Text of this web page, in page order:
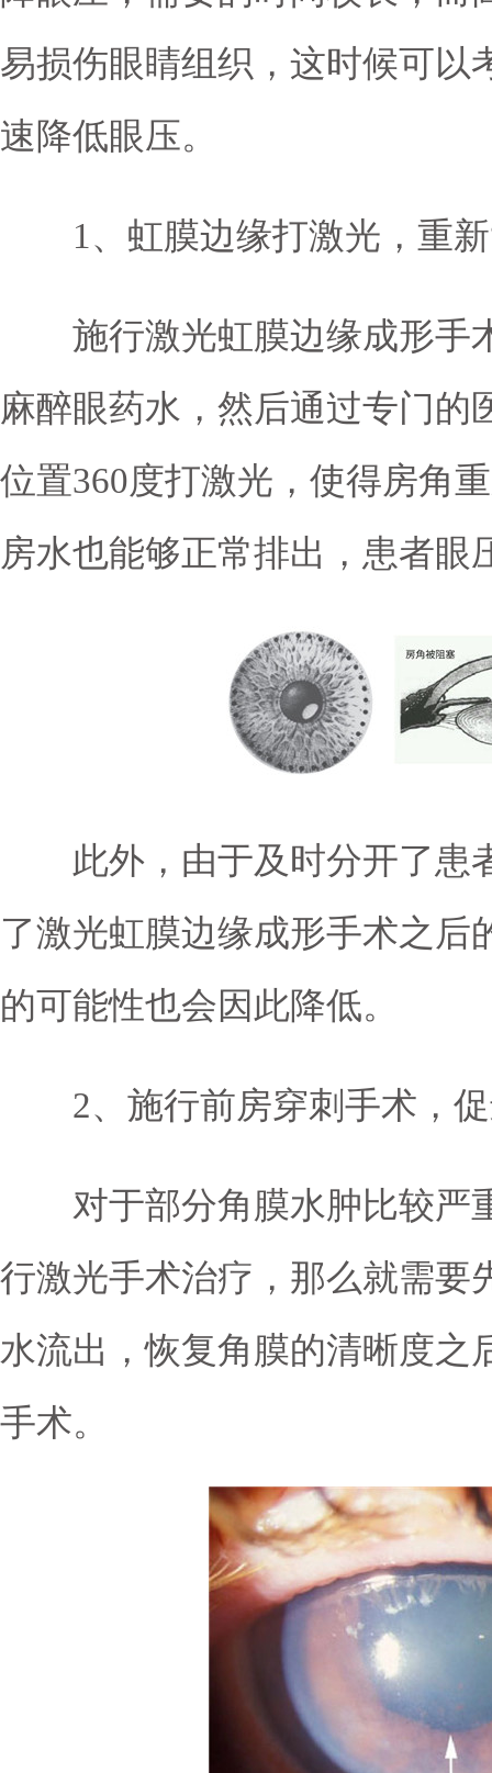
易损伤眼睛组织，这时候可以
速降低眼压。
1、虹膜边缘打激光，重新
施行激光虹膜边缘成形手
麻醉眼药水，然后通过专门的
位置360度打激光，使得房角
房水也能够正常排出，患者眼
此外，由于及时分开了患
了激光虹膜边缘成形手术之后
的可能性也会因此降低。
2、施行前房穿刺手术，促
对于部分角膜水肿比较严
行激光手术治疗，那么就需要
水流出，恢复角膜的清晰度之
手术。